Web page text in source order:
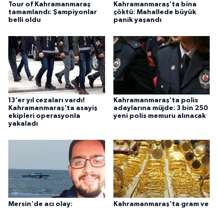
Tour of Kahramanmaraş
tamamlandı: Şampiyonlar
belli oldu
Kahramanmaraş’ta bina
çöktü: Mahallede büyük
panik yaşandı
13'er yıl cezaları vardı!
Kahramanmaraş'ta asayiş
ekipleri operasyonla
yakaladı
Kahramanmaraş’ta polis
adaylarına müjde: 3 bin 250
yeni polis memuru alınacak
Mersin'de acı olay: Kahramanmaraş'ta gram ve